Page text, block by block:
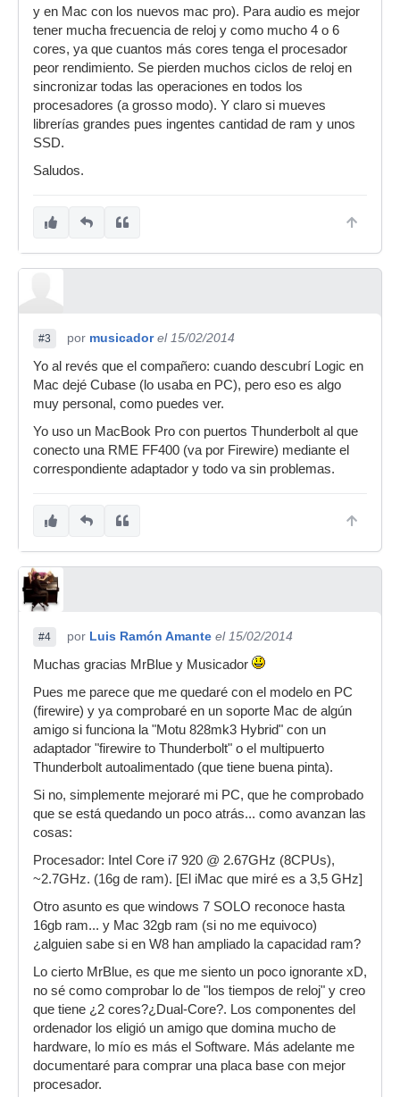
y en Mac con los nuevos mac pro). Para audio es mejor
tener mucha frecuencia de reloj y como mucho 4 o 6
cores, ya que cuantos más cores tenga el procesador
peor rendimiento. Se pierden muchos ciclos de reloj en
sincronizar todas las operaciones en todos los
procesadores (a grosso modo). Y claro si mueves
librerías grandes pues ingentes cantidad de ram y unos
SSD.
Saludos.
#3 por musicador el 15/02/2014
Yo al revés que el compañero: cuando descubrí Logic en
Mac dejé Cubase (lo usaba en PC), pero eso es algo
muy personal, como puedes ver.
Yo uso un MacBook Pro con puertos Thunderbolt al que
conecto una RME FF400 (va por Firewire) mediante el
correspondiente adaptador y todo va sin problemas.
#4 por Luis Ramón Amante el 15/02/2014
Muchas gracias MrBlue y Musicador
Pues me parece que me quedaré con el modelo en PC
(firewire) y ya comprobaré en un soporte Mac de algún
amigo si funciona la "Motu 828mk3 Hybrid" con un
adaptador "firewire to Thunderbolt" o el multipuerto
Thunderbolt autoalimentado (que tiene buena pinta).
Si no, simplemente mejoraré mi PC, que he comprobado
que se está quedando un poco atrás... como avanzan las
cosas:
Procesador: Intel Core i7 920 @ 2.67GHz (8CPUs),
~2.7GHz. (16g de ram). [El iMac que miré es a 3,5 GHz]
Otro asunto es que windows 7 SOLO reconoce hasta
16gb ram... y Mac 32gb ram (si no me equivoco)
¿alguien sabe si en W8 han ampliado la capacidad ram?
Lo cierto MrBlue, es que me siento un poco ignorante xD,
no sé como comprobar lo de "los tiempos de reloj" y creo
que tiene ¿2 cores?¿Dual-Core?. Los componentes del
ordenador los eligió un amigo que domina mucho de
hardware, lo mío es más el Software. Más adelante me
documentaré para comprar una placa base con mejor
procesador.